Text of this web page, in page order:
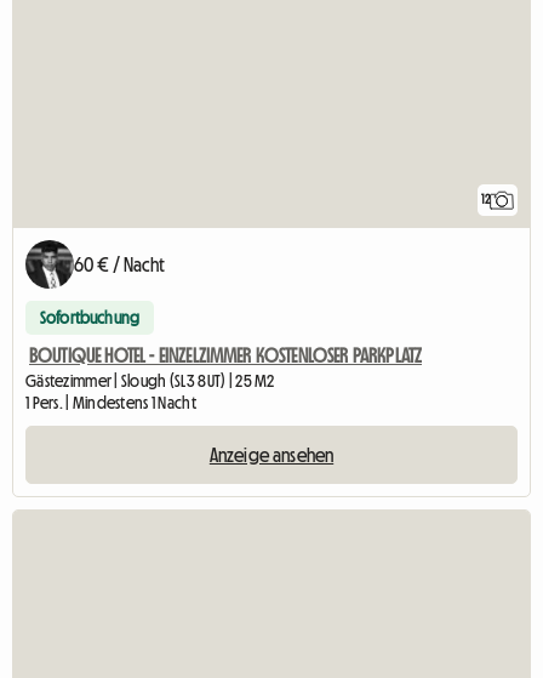
12
60 € / Nacht
Sofortbuchung
BOUTIQUE HOTEL - EINZELZIMMER KOSTENLOSER PARKPLATZ
Gästezimmer | Slough (SL3 8UT) | 25 M2
1 Pers. | Mindestens 1 Nacht
Anzeige ansehen